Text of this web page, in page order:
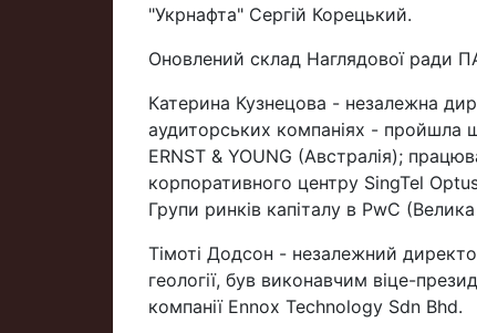
"Укрнафта" Сергій Корецький.
Оновлений склад Наглядової ради
Катерина Кузнецова - незалежна
аудиторських компаніях - пройшла
ERNST & YOUNG (Австралія);
корпоративного центру SingTel
Групи ринків капіталу в PwC
Тімоті Додсон - незалежний
геології, був виконавчим віце-
компанії Ennox Technology Sdn Bhd.